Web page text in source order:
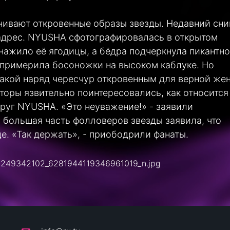
откровенные образы звезды. Недавний
NYUSHA сфотографировалась в открытом
её ягодицы, а бёдра подчеркнула
босоножки на высоком каблуке. Но
наряд чересчур откровенным для верной
язвительно поинтересовались, как относится
NYUSHA. «Это неуважение!» - заявили
часть фолловеров звезды заявила, что
«Так держать», - приободрили фанаты.